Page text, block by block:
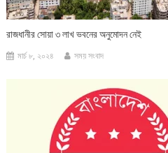
রাজধানীর সোয়া ৩ লাখ ভবনের অনুমোদন নেই
মার্চ ৮, ২০২৪ সময় সংবাদ